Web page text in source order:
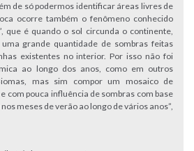
de só podermos identificar áreas livres de
ocorre também o fenômeno conhecido
que é quando o sol circunda o continente,
grande quantidade de sombras feitas
existentes no interior. Por isso não foi
ao longo dos anos, como em outros
mas sim compor um mosaico de
com pouca influência de sombras com base
meses de verão ao longo de vários anos”,